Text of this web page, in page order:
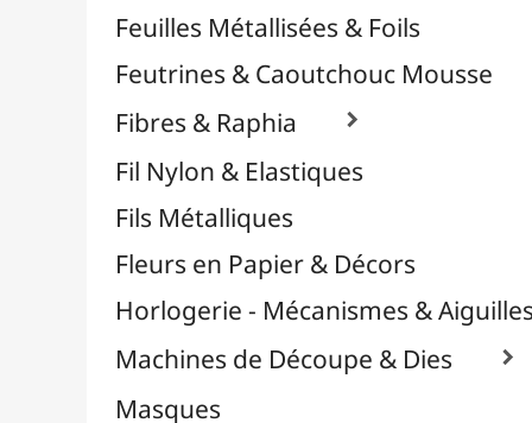
Quilling / Pliage
Reliure & Cinch
Sable, Strass & Paillettes 
Savons
Serviettes
Sublimation
Tampons et Encreurs 
Washi Tape / Masking Tape
EFCOLOR - Émaux à Froid
Modelage / Sculpture